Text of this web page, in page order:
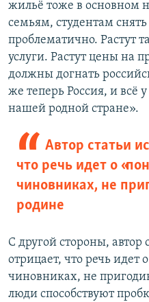
жильё тоже в основном
семьям, студентам
проблематично. Растут
услуги. Растут цены на
должны догнать
же теперь Россия, и всё
нашей родной стране».
Автор статьи
что речь идет о
чиновниках, не
родине
С другой стороны, автор
отрицает, что речь идет
чиновниках, не
люди способствуют